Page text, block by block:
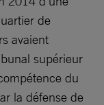
de
avaient
supérieur
du
la défense de